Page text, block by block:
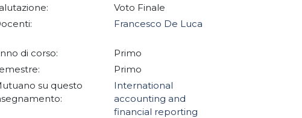
Voto Finale
Francesco De Luca
di corso:
Primo
Primo
su questo
International
accounting and
financial reporting